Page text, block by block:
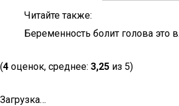
Читайте также:
Беременность болит голова это
(4 оценок, среднее: 3,25 из 5)
Загрузка…